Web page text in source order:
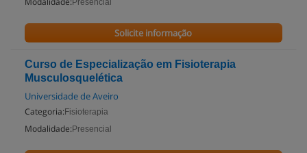
Presencial
Solicite informação
Curso de Especialização em Fisioterapia
Musculosquelética
Universidade de Aveiro
Categoria: Fisioterapia
Modalidade: Presencial